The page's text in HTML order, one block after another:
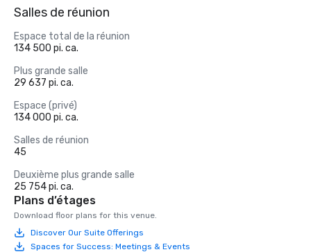
Salles de réunion
Espace total de la réunion
134 500 pi. ca.
Plus grande salle
29 637 pi. ca.
Espace (privé)
134 000 pi. ca.
Salles de réunion
45
Deuxième plus grande salle
25 754 pi. ca.
Plans d’étages
Download floor plans for this venue.
Discover Our Suite Offerings
Spaces for Success: Meetings & Events